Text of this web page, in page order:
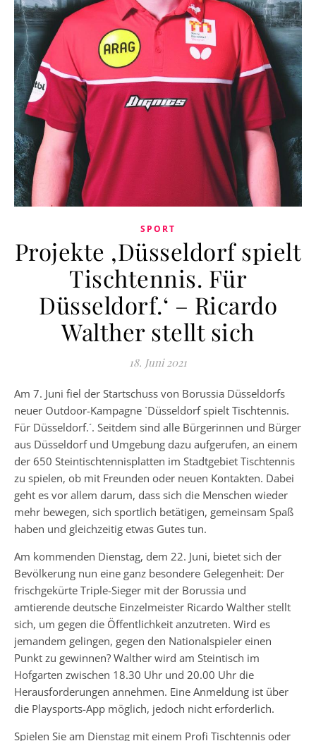
SPORT
Projekte ‚Düsseldorf spielt
Tischtennis. Für
Düsseldorf.‘ – Ricardo
Walther stellt sich
18. Juni 2021
Am 7. Juni fiel der Startschuss von Borussia Düsseldorfs
neuer Outdoor-Kampagne `Düsseldorf spielt Tischtennis.
Für Düsseldorf.´. Seitdem sind alle Bürgerinnen und Bürger
aus Düsseldorf und Umgebung dazu aufgerufen, an einem
der 650 Steintischtennisplatten im Stadtgebiet Tischtennis
zu spielen, ob mit Freunden oder neuen Kontakten. Dabei
geht es vor allem darum, dass sich die Menschen wieder
mehr bewegen, sich sportlich betätigen, gemeinsam Spaß
haben und gleichzeitig etwas Gutes tun.
Am kommenden Dienstag, dem 22. Juni, bietet sich der
Bevölkerung nun eine ganz besondere Gelegenheit: Der
frischgekürte Triple-Sieger mit der Borussia und
amtierende deutsche Einzelmeister Ricardo Walther stellt
sich, um gegen die Öffentlichkeit anzutreten. Wird es
jemandem gelingen, gegen den Nationalspieler einen
Punkt zu gewinnen? Walther wird am Steintisch im
Hofgarten zwischen 18.30 Uhr und 20.00 Uhr die
Herausforderungen annehmen. Eine Anmeldung ist über
die Playsports-App möglich, jedoch nicht erforderlich.
Spielen Sie am Dienstag mit einem Profi Tischtennis oder